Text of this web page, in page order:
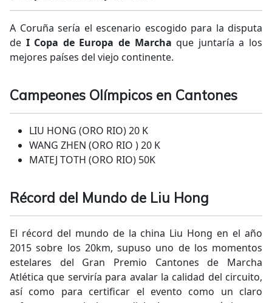
A Coruña sería el escenario escogido para la disputa
de I Copa de Europa de Marcha que juntaría a los
mejores países del viejo continente.
Campeones Olímpicos en Cantones
LIU HONG (ORO RIO) 20 K
WANG ZHEN (ORO RIO ) 20 K
MATEJ TOTH (ORO RIO) 50K
Récord del Mundo de Liu Hong
El récord del mundo de la china Liu Hong en el año
2015 sobre los 20km, supuso uno de los momentos
estelares del Gran Premio Cantones de Marcha
Atlética que serviría para avalar la calidad del circuito,
así como para certificar el evento como un claro